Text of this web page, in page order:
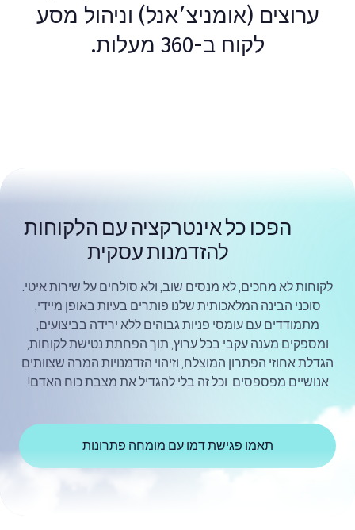
ערוצים (אומניצ׳אנל) וניהול מסע
לקוח ב-360 מעלות.
הפכו כל אינטרקציה עם הלקוחות
להזדמנות עסקית
לקוחות לא מחכים, לא מנסים שוב, ולא סולחים על שירות איטי.
סוכני הבינה המלאכותית שלנו פותרים בעיות באופן מיידי,
מתמודדים עם עומסי פניות גבוהים ללא ירידה בביצועים,
ומספקים מענה עקבי בכל ערוץ, תוך הפחתת נטישת לקוחות,
הגדלת אחוזי הפתרון המוצלח, וזיהוי הזדמנויות המרה שצוותים
אנושיים מפספסים. וכל זה בלי להגדיל את מצבת כוח האדם!
תאמו פגישת דמו עם מומחה פתרונות